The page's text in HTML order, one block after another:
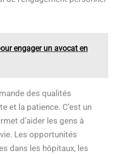
engager un avocat en
des qualités
et la patience. C’est un
d’aider les gens à
Les opportunités
dans les hôpitaux, les